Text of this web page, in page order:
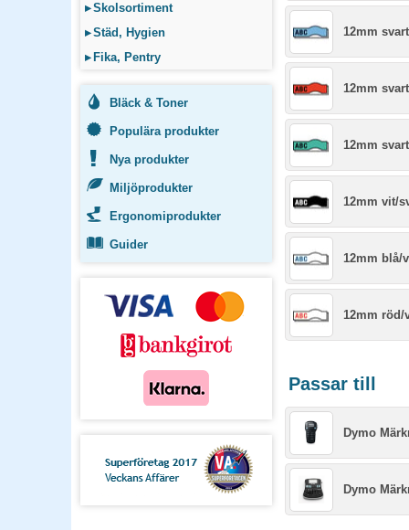
▸Skolsortiment
▸Städ, Hygien
▸ Fika, Pentry
Bläck & Toner
Populära produkter
Nya produkter
Miljöprodukter
Ergonomiprodukter
Guider
12mm
12mm
12mm
12mm vit/
12mm blå/
12mm röd/
Passar till
Dymo
Dymo